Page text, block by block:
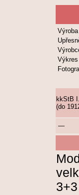
Výkres
kkStB I.
(do
—